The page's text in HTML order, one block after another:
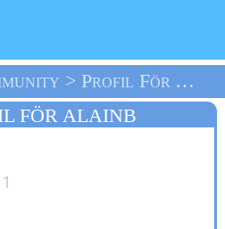
Wonderz Community > Profil För Alainb > Välkommen
FÖR ALAINB
1